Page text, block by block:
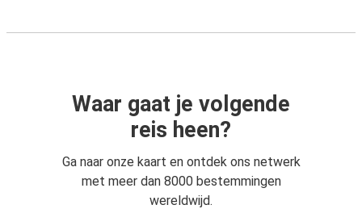
Waar gaat je volgende
reis heen?
Ga naar onze kaart en ontdek ons netwerk
met meer dan 8000 bestemmingen
wereldwijd.